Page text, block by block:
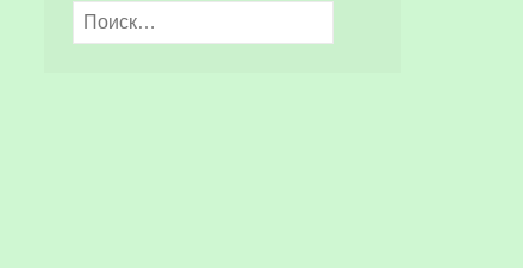
Найти: